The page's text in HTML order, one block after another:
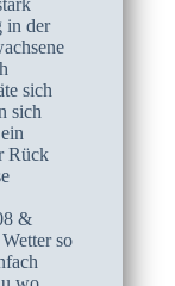
in der
sich
sich
Rück
&
so